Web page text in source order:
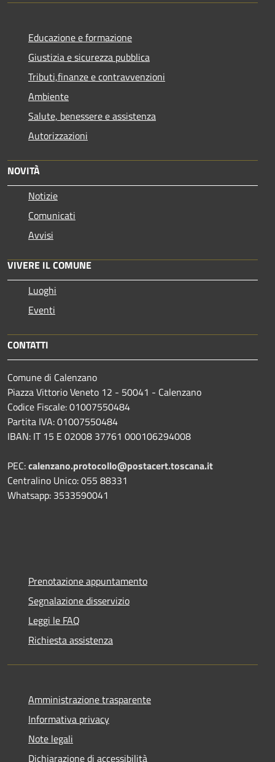
Educazione e formazione
Giustizia e sicurezza pubblica
Tributi,finanze e contravvenzioni
Ambiente
Salute, benessere e assistenza
Autorizzazioni
NOVITÀ
Notizie
Comunicati
Avvisi
VIVERE IL COMUNE
Luoghi
Eventi
CONTATTI
Comune di Calenzano
Piazza Vittorio Veneto 12 - 50041 - Calenzano
Codice Fiscale: 01007550484
Partita IVA: 01007550484
IBAN: IT 15 E 02008 37761 000106294008
PEC:calenzano.protocollo@postacert.toscana.it
Centralino Unico: 055 88331
Whatsapp: 3533590041
Prenotazione appuntamento
Segnalazione disservizio
Leggi le FAQ
Richiesta assistenza
Amministrazione trasparente
Informativa privacy
Note legali
Dichiarazione di accessibilità